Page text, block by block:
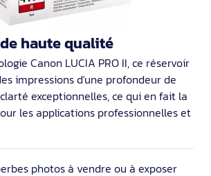
haute qualité
Canon LUCIA PRO II, ce réservoir
impressions d'une profondeur de
exceptionnelles, ce qui en fait la
les applications professionnelles et
photos à vendre ou à exposer